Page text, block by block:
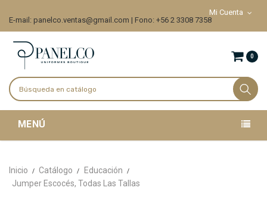
Mi Cuenta
E-mail: panelco.ventas@gmail.com | Fono: +56 2 3308 7358
0
MENÚ
Inicio Catálogo
Educación
Jumper Escocés, Todas Las Tallas